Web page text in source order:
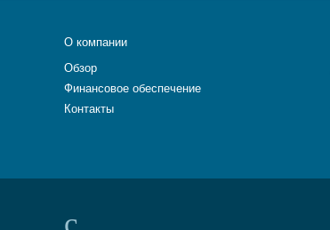
О компании
Обзор
Финансовое обеспечение
Контакты